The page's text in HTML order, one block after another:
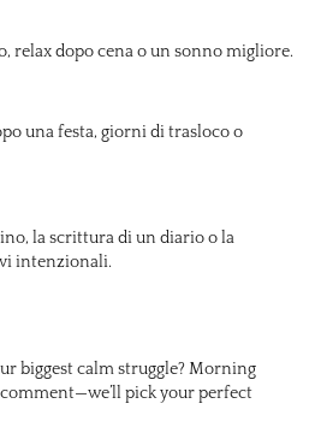
relax dopo cena o un sonno migliore.
una festa, giorni di trasloco o
la scrittura di un diario o la
intenzionali.
biggest calm struggle? Morning
comment—we’ll pick your perfect